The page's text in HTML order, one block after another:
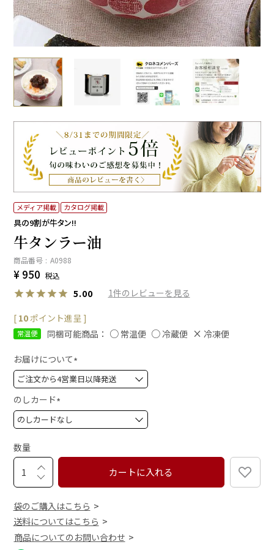
メディア掲載 カタログ掲載
具の9割が牛タン!!
牛タンラー油
商品番号 A0988
¥ 950 税込
5.00 1
[ 10ポイント進呈 ]
常温便 同梱可能商品： 常温便 冷蔵便 冷凍便
お届けについて
(
必
)
のしカード
(
必
数量
カートに入れる
袋のご購入はこちら
送料についてはこちら
商品についてのお問い合わせ